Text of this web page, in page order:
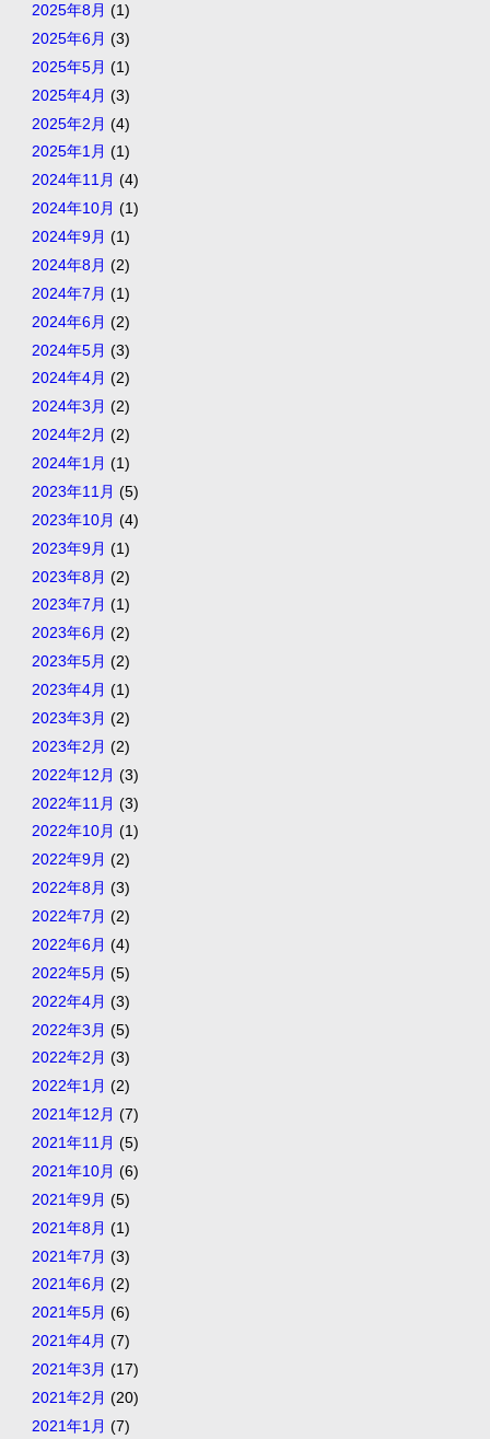
2025年8月 (1)
2025年6月 (3)
2025年5月 (1)
2025年4月 (3)
2025年2月 (4)
2025年1月 (1)
2024年11月 (4)
2024年10月 (1)
2024年9月 (1)
2024年8月 (2)
2024年7月 (1)
2024年6月 (2)
2024年5月 (3)
2024年4月 (2)
2024年3月 (2)
2024年2月 (2)
2024年1月 (1)
2023年11月 (5)
2023年10月 (4)
2023年9月 (1)
2023年8月 (2)
2023年7月 (1)
2023年6月 (2)
2023年5月 (2)
2023年4月 (1)
2023年3月 (2)
2023年2月 (2)
2022年12月 (3)
2022年11月 (3)
2022年10月 (1)
2022年9月 (2)
2022年8月 (3)
2022年7月 (2)
2022年6月 (4)
2022年5月 (5)
2022年4月 (3)
2022年3月 (5)
2022年2月 (3)
2022年1月 (2)
2021年12月 (7)
2021年11月 (5)
2021年10月 (6)
2021年9月 (5)
2021年8月 (1)
2021年7月 (3)
2021年6月 (2)
2021年5月 (6)
2021年4月 (7)
2021年3月 (17)
2021年2月 (20)
2021年1月 (7)